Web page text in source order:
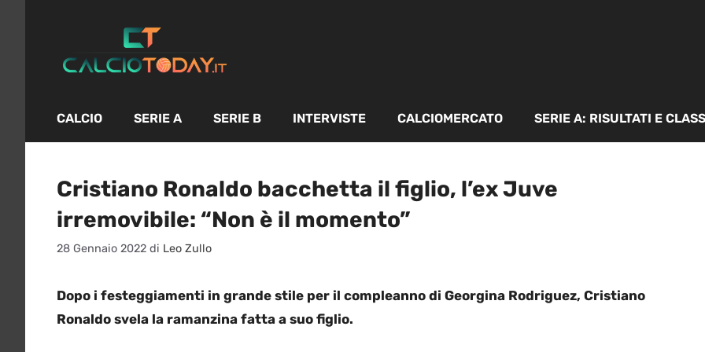
contenuto
CALCIO SERIE A SERIE B INTERVISTE CALCIOMERCATO SERIE A: RISULTATI E
Cristiano Ronaldo bacchetta il figlio, l’ex Juve
irremovibile: “Non è il momento”
28 Gennaio 2022 di Leo Zullo
Dopo i festeggiamenti in grande stile per il compleanno di Georgina Rodriguez, Cristiano
Ronaldo svela la ramanzina fatta a suo figlio.